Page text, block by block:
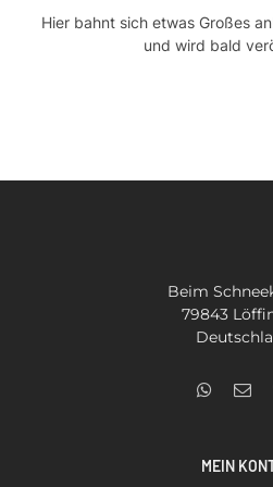
Hier bahnt sich etwas Großes
und wird bald
Beim
79843
MEIN